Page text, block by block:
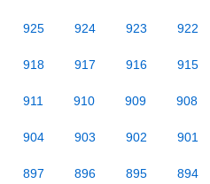
925 924 923 922
918 917 916 915
911 910 909 908
904 903 902 901
897 896 895 894